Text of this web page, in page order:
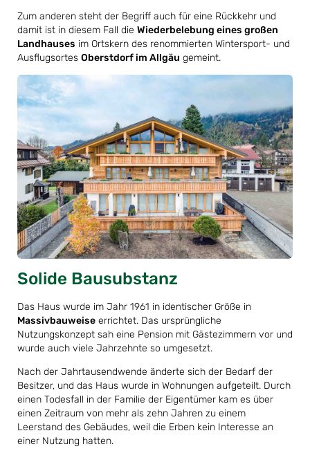
Zum anderen steht der Begriff auch für eine Rückkehr und
damit ist in diesem Fall die Wiederbelebung eines großen
Landhauses im Ortskern des renommierten Wintersport- und
Ausflugsortes Oberstdorf im Allgäu gemeint.
Solide Bausubstanz
Das Haus wurde im Jahr 1961 in identischer Größe in
Massivbauweise errichtet. Das ursprüngliche
Nutzungskonzept sah eine Pension mit Gästezimmern vor und
wurde auch viele Jahrzehnte so umgesetzt.
Nach der Jahrtausendwende änderte sich der Bedarf der
Besitzer, und das Haus wurde in Wohnungen aufgeteilt. Durch
einen Todesfall in der Familie der Eigentümer kam es über
einen Zeitraum von mehr als zehn Jahren zu einem
Leerstand des Gebäudes, weil die Erben kein Interesse an
einer Nutzung hatten.